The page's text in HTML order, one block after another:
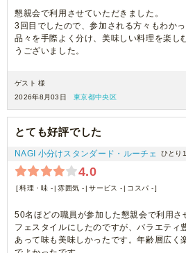
懇親会で利用させていただきました。
3回目でしたので、参加される方々もわか
品々を手際よく分け、美味しい料理を楽し
うございました。
ゲスト 様
2026年8月03日
東京都中央区
とても好評でした
NAGI 小分けスタンダード・ルーチェ ひとり
4.0
料理・味 - 雰囲気 - サービス - コスパ -
50名ほどの職員が参加した懇親会で利用さ
フェスタイルにしたのですが、バラエティ
あって味も美味しかったです。年齢層広く